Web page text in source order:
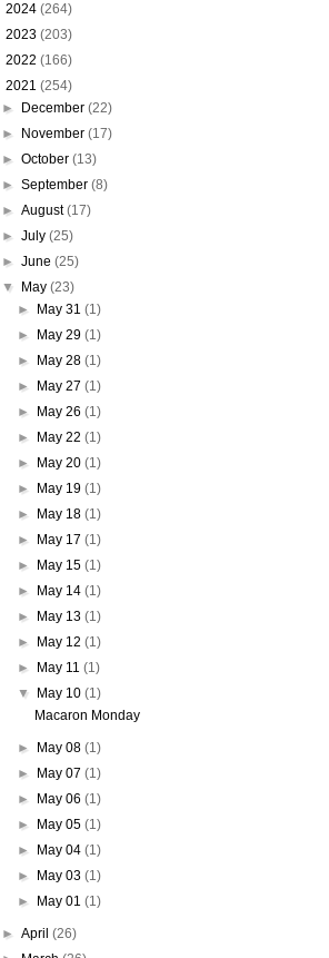
2024 (264)
2023 (203)
2022 (166)
2021 (254)
►
December (22)
►
November (17)
► October (13)
► September (8)
► August(17)
► July (25)
► June (25)
▼
May (23)
►
May 31(1)
►
May 29(1)
►
May 28(1)
►
May 27(1)
►
May 26(1)
►
May 22(1)
►
May 20(1)
►
May 19(1)
►
May 18(1)
►
May 17(1)
►
May 15(1)
►
May 14(1)
►
May 13(1)
►
May 12(1)
►
May 11(1)
▼
May 10(1)
Macaron Monday
► May 08(1)
►
May 07(1)
►
May 06(1)
►
May 05(1)
►
May 04(1)
►
May 03(1)
►
May 01(1)
► April (26)